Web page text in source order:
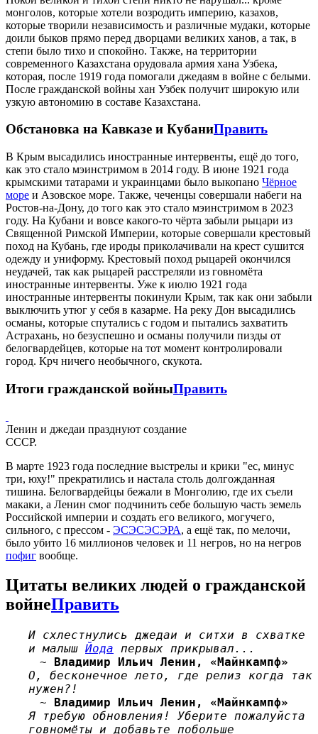
монголов, которые хотели возродить империю, казахов,
которые творили независимость и различные мудаки, которые
доили быков прямо перед дворцами великих ханов, а так, в
степи было тихо и спокойно. Также, на территории
современного Казахстана орудовала армия хана Узбека,
которая, после 1919 года помогали джедаям в войне с белыми.
После гражданской войны хан Узбек получит широкую или
узкую автономию в составе Казахстана.
Обстановка на Кавказе и КубаниПравить
В Крым высадились иностранные интервенты, ещё до того,
как это стало мэинстримом в 2014 году. В июне 1921 года
крымскими татарами и украинцами было выкопано Чёрное
море и Азовское море. Также, чеченцы совершали набеги на
Ростов-на-Дону, до того как это стало мэинстримом в 2023
году. На Кубани и вовсе какого-то чёрта забыли рыцари из
Священной Римской Империи, которые совершали крестовый
поход на Кубань, где ироды приколачивали на крест сушится
одежду и униформу. Крестовый поход рыцарей окончился
неудачей, так как рыцарей расстреляли из говномёта
иностранные интервенты. Уже к июлю 1921 года
иностранные интервенты покинули Крым, так как они забыли
выключить утюг у себя в казарме. На реку Дон высадились
османы, которые спутались с годом и пытались захватить
Астрахань, но безуспешно и османы получили пизды от
белогвардейцев, которые на тот момент контролировали
город. Крч ничего необычного, скукота.
Итоги гражданской войныПравить
Ленин и джедаи празднуют создание
СССР.
В марте 1923 года последние выстрелы и крики "ес, минус
три, юху!" прекратились и настала столь долгожданная
тишина. Белогвардейцы бежали в Монголию, где их съели
макаки, а Ленин смог подчинить себе большую часть земель
Российской империи и создать его великого, могучего,
сильного, с прессом - ЭСЭСЭСЭРА, а ещё так, по мелочи,
было убито 16 миллионов человек и 11 негров, но на негров
пофиг вообще.
Цитаты великих людей о гражданской
войнеПравить
И схлестнулись джедаи и ситхи в схватке
и малыш Йода первых прикрывал...
~
Владимир Ильич Ленин, «Майнкампф»
О, бесконечное лето, где релиз когда так
нужен?!
~
Владимир Ильич Ленин, «Майнкампф»
Я требую обновления! Уберите пожалуйста
говномёты и добавьте побольше